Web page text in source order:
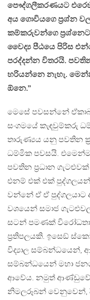
පෞද්ගලීකරණයට
අය ගොවියගෙ ප‍්‍රශ්න
කම්කරුවන්ගෙ
වෛද්‍ය පීඨයෙ පිරිස
පරද්දන්න විතරයි.
හරියන්නෙ නැහැ.
ඕනෙ.”
මෙසේ පවසන්නේ
සංගමයේ කැඳවුම්කරු
තාරුණ්‍යය යනු පවතින
ධම්මික පවසයි.
පවතින ප‍්‍රධාන
එනම් එක් එක්
වන්නේ ඒ ඒ පුද්ගලයාට
වශයෙන් සමාජ
සටන් පමණක්
ප‍්‍රතිපලයකි. ඉසෙඞ්
විද්‍යාල සම්බන්ධයෙන්,
සම්බන්ධයෙන් මහා
ආවේය. නමුත් ආණ්ඩුවේ
නිමලරූබන් වෙනුවෙන්,